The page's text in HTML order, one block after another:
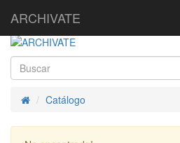
ARCHIVATE
InicioCatálogo